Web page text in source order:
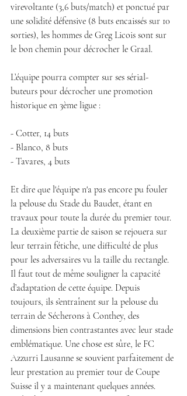
virevoltante (3,6 buts/match) et ponctué par
une solidité défensive (8 buts encaissés sur 10
sorties), les hommes de Greg Licois sont sur
le bon chemin pour décrocher le Graal.
L’équipe pourra compter sur ses sérial-
buteurs pour décrocher une promotion
historique en 3ème ligue :
- Cotter, 14 buts
- Blanco, 8 buts
- Tavares, 4 buts
Et dire que l'équipe n'a pas encore pu fouler
la pelouse du Stade du Baudet, étant en
travaux pour toute la durée du premier tour.
La deuxième partie de saison se rejouera sur
leur terrain fétiche, une difficulté de plus
pour les adversaires vu la taille du rectangle.
Il faut tout de même souligner la capacité
d’adaptation de cette équipe. Depuis
toujours, ils s’entraînent sur la pelouse du
terrain de Sécherons à Conthey, des
dimensions bien contrastantes avec leur stade
emblématique. Une chose est sûre, le FC
Azzurri Lausanne se souvient parfaitement de
leur prestation au premier tour de Coupe
Suisse il y a maintenant quelques années.